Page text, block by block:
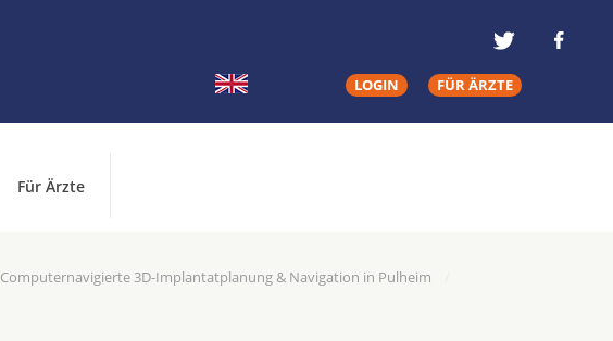
LOGIN FÜR ÄRZTE
Für Ärzte
Computernavigierte 3D-Implantatplanung & Navigation in Pulheim